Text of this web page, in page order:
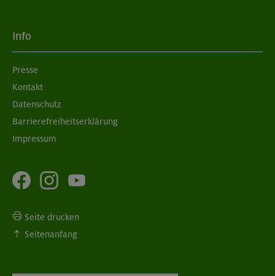
Info
Presse
Kontakt
Datenschutz
Barrierefreiheitserklärung
Impressum
Seite drucken
Seitenanfang